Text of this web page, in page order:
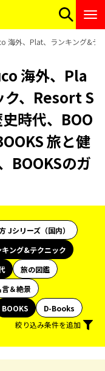
海外、Plat、ランキング&テ
海外、Pla
ク、Resort S
時代、BOO
旅と健
BOOKSのガ
Jシリーズ（国内）
キング&テクニック
旅の図鑑
＆絶景
BOOKS
D-Books
絞り込み条件を追加